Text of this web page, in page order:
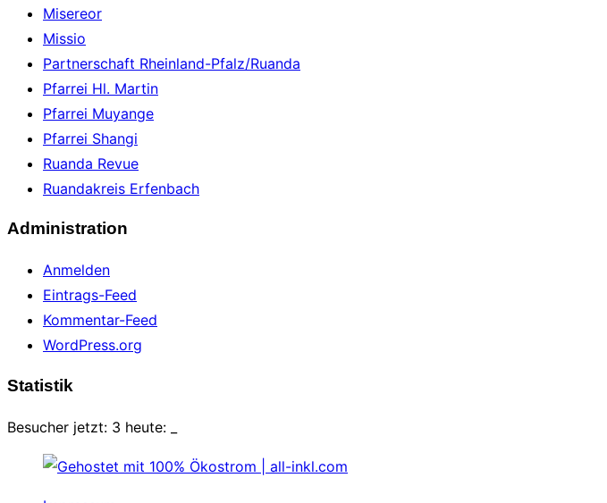
Misereor
Missio
Partnerschaft Rheinland-Pfalz/Ruanda
Pfarrei Hl. Martin
Pfarrei Muyange
Pfarrei Shangi
Ruanda Revue
Ruandakreis Erfenbach
Administration
Anmelden
Eintrags-Feed
Kommentar-Feed
WordPress.org
Statistik
Besucher jetzt: 3 heute: